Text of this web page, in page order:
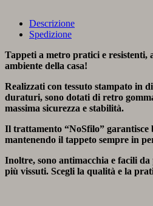
Descrizione
Spedizione
Tappeti a metro pratici e resistenti,
ambiente della casa!
Realizzati con tessuto stampato in
duraturi, sono dotati di retro
massima sicurezza e stabilità.
Il trattamento “NoSfilo” garantisce
mantenendo il tappeto sempre in
Inoltre, sono antimacchia e facili
più vissuti. Scegli la qualità e la